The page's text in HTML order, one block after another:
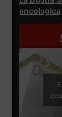
oncologica